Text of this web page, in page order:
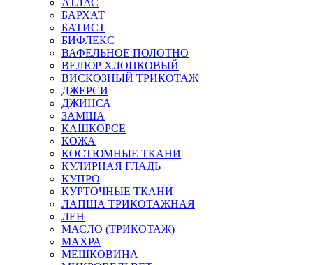
АТЛАС
БАРХАТ
БАТИСТ
БИФЛЕКС
ВАФЕЛЬНОЕ ПОЛОТНО
ВЕЛЮР ХЛОПКОВЫЙ
ВИСКОЗНЫЙ ТРИКОТАЖ
ДЖЕРСИ
ДЖИНСА
ЗАМША
КАШКОРСЕ
КОЖА
КОСТЮМНЫЕ ТКАНИ
КУЛИРНАЯ ГЛАДЬ
КУПРО
КУРТОЧНЫЕ ТКАНИ
ЛАПША ТРИКОТАЖНАЯ
ЛЕН
МАСЛО (ТРИКОТАЖ)
МАХРА
МЕШКОВИНА